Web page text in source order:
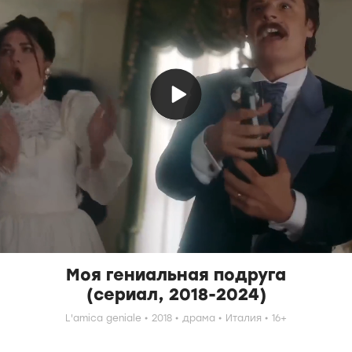
Моя гениальная подруга
(сериал, 2018-2024)
L'amica geniale 2018 драма Италия 16+